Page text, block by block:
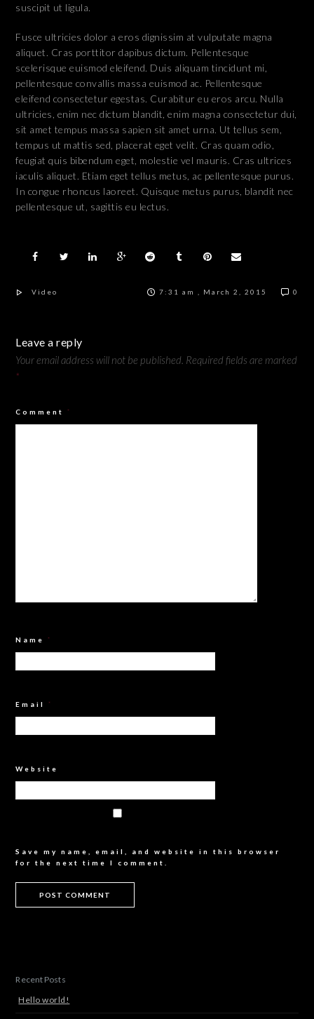
suscipit ut ligula.
Fusce ultricies dolor a eros dignissim at vulputate magna
aliquet. Cras porttitor dapibus dictum. Pellentesque
scelerisque euismod eleifend. Duis aliquam tincidunt mi,
pellentesque convallis massa euismod ac. Pellentesque
eleifend consectetur egestas. Curabitur eu eros arcu. Nulla
ultricies, enim nec dictum blandit, enim magna consectetur dui,
sit amet tempus massa sapien sit amet urna. Ut tellus sem,
tempus ut mattis sed, placerat eget velit. Cras quam odio,
feugiat quis bibendum eget, molestie vel mauris. Cras ultrices
iaculis aliquet. Etiam eget tellus metus, ac pellentesque purus.
In congue rhoncus laoreet. Quisque metus purus, blandit nec
pellentesque ut, sagittis eu lectus.
Video 7:31 am , March 2, 2015 0
Leave a reply
Your email address will not be published. Required fields are marked
*
Comment *
Name *
Email *
Website
Save my name, email, and website in this browser
for the next time I comment.
Recent Posts
Hello world!